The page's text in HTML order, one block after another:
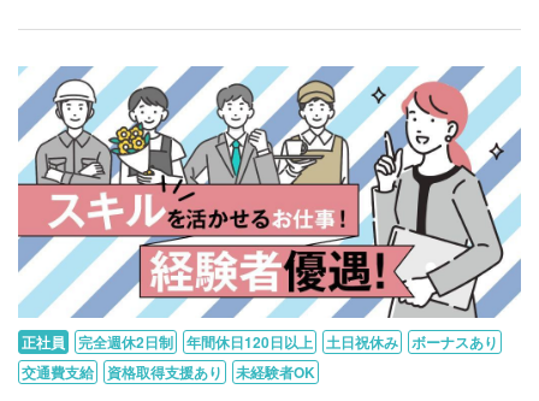
正社員 完全週休2日制 年間休日120日以上 土日祝休み
ボーナスあり
交通費支給
資格取得支援あり 未経験者OK